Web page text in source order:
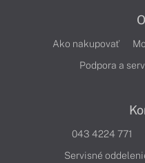
Ako nakupovať
Podpora a
043 4224 771
Servisné